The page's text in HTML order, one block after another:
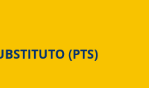
(PTS)